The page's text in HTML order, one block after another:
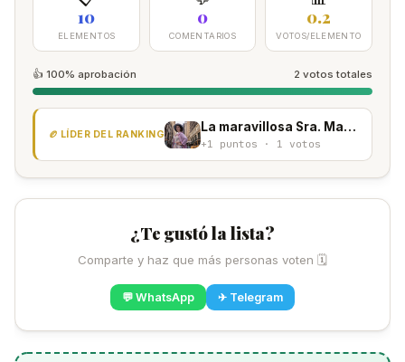
10
ELEMENTOS
0
COMENTARIOS
0.2
VOTOS/ELEMENTO
👍 100% aprobación 2 votos totales
🏉 LÍDER DEL RANKING
La maravillosa Sra. Maisel
+1 puntos · 1 votos
¿Te gustó la lista?
Comparte y haz que más personas voten 🗓
💬 WhatsApp ✈ Telegram